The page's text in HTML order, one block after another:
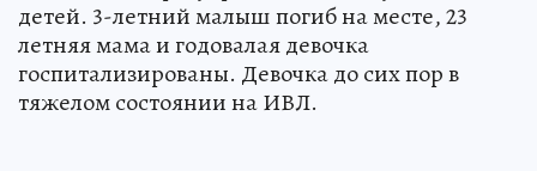
детей. 3-летний малыш погиб на месте, 23
летняя мама и годовалая девочка
госпитализированы. Девочка до сих пор в
тяжелом состоянии на ИВЛ.